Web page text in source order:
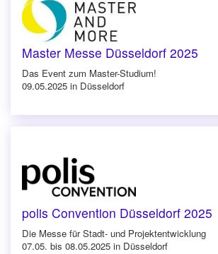
Master Messe Düsseldorf 2025
Das Event zum Master-Studium!
09.05.2025 in Düsseldorf
polis Convention Düsseldorf 2025
Die Messe für Stadt- und Projektentwicklung
07.05. bis 08.05.2025 in Düsseldorf